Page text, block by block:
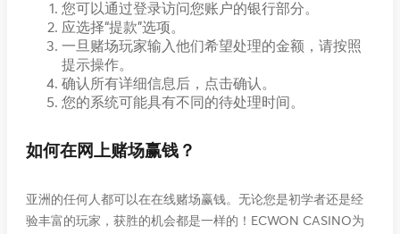
您可以通过登录访问您账户的银行部分。
应选择“提款”选项。
一旦赌场玩家输入他们希望处理的金额，请按照
提示操作。
确认所有详细信息后，点击确认。
您的系统可能具有不同的待处理时间。
如何在网上赌场赢钱？
亚洲的任何人都可以在在线赌场赢钱。无论您是初学者还是经
验丰富的玩家，获胜的机会都是一样的！ECWON CASINO为